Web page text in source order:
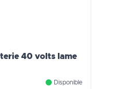
40 volts lame
Disponible